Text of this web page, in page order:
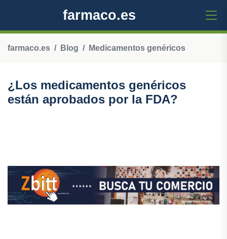
farmaco.es
farmaco.es Blog Medicamentos genéricos
¿Los medicamentos genéricos
están aprobados por la FDA?